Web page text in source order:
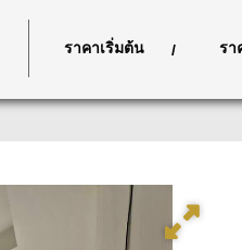
ราคาเริ่มต้น / รา